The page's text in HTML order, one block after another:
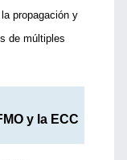
propagación y
de múltiples
y la ECC